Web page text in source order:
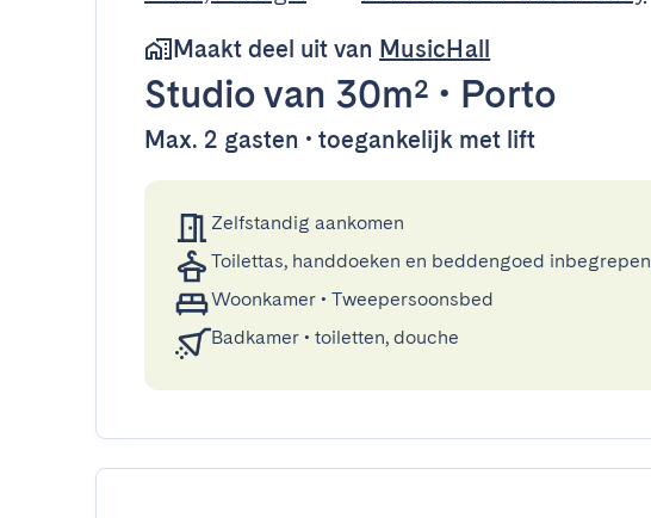
Maakt deel uit van MusicHall
Studiovan 30m² • Porto
Max. 2 gasten • toegankelijk met lift
Zelfstandig aankomen
Toilettas, handdoeken en beddengoed inbegrepen
Woonkamer • Tweepersoonsbed
Badkamer • toiletten, douche